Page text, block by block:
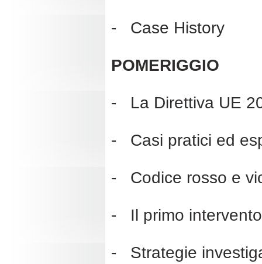
- Case History
POMERIGGIO
- La Direttiva UE
- Casi pratici ed
- Codice rosso e
- Il primo
- Strategie